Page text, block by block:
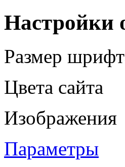
Настройки
Размер
Цвета сайта
Изображения
Параметры